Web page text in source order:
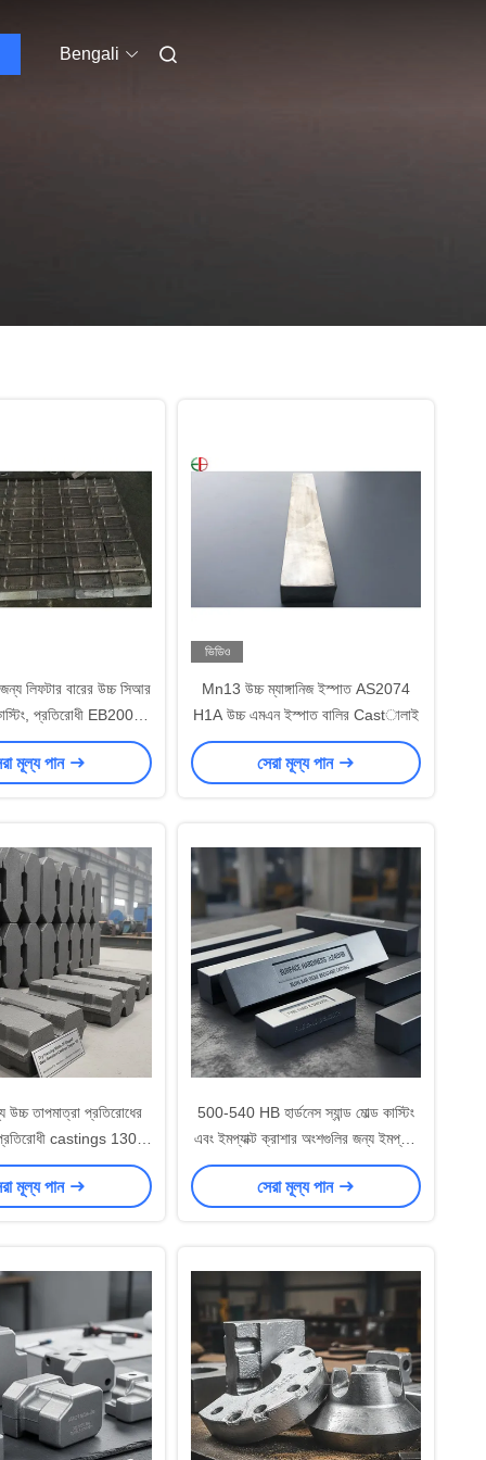
Bengali
জন্য লিফটার বারের উচ্চ সিআর
প্রতিরোধী EB2009
পরিধান করুন
মূল্য পান
ভিডিও
Mn13 উচ্চ ম্যাঙ্গানিজ ইস্পাত AS2074
H1A উচ্চ এমএন ইস্পাত বালির Castালাই
সেরা মূল্য পান
উচ্চ তাপমাত্রা প্রতিরোধের
castings 1300
Ra 6.3 পর্যন্ত রুক্ষতা
মূল্য পান
500-540 HB হার্ডনেস স্যান্ড মোল্ড কাস্টিং
এবং ইমপ্যাক্ট ক্রাশার অংশগুলির জন্য ইমপ্যাক্ট
মান ≥60J সহ ব্লো বার পরিধান প্রতিরোধী
কাস্টিং
সেরা মূল্য পান